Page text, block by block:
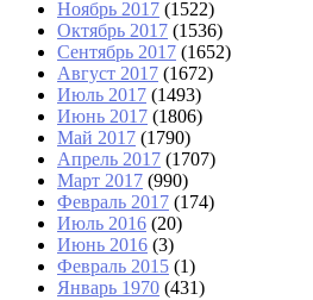
Ноябрь 2017 (1522)
Октябрь 2017 (1536)
Сентябрь 2017 (1652)
Август 2017 (1672)
Июль 2017 (1493)
Июнь 2017 (1806)
Май 2017 (1790)
Апрель 2017 (1707)
Март 2017 (990)
Февраль 2017 (174)
Июль 2016 (20)
Июнь 2016 (3)
Февраль 2015 (1)
Январь 1970 (431)